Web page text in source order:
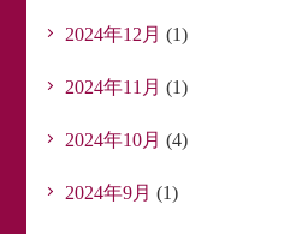
2024年12月 (1)
2024年11月 (1)
2024年10月 (4)
2024年9月 (1)